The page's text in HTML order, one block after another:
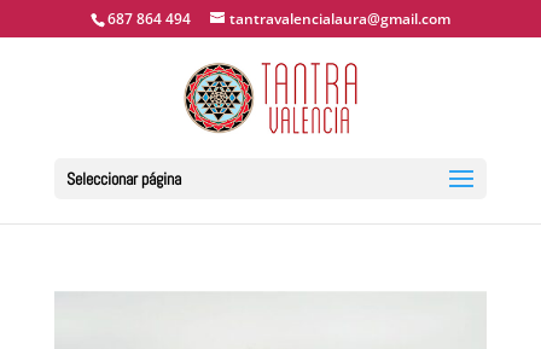
687 864 494 tantravalencialaura@gmail.com
Seleccionar página